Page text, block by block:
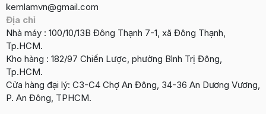
kemlamvn@gmail.com
Địa chỉ
Nhà máy : 100/10/13B Đông Thạnh 7-1, xã Đông Thạnh,
Tp.HCM.
Kho hàng : 182/97 Chiến Lược, phường Bình Trị Đông,
Tp.HCM.
Cửa hàng đại lý: C3-C4 Chợ An Đông, 34-36 An Dương Vương,
P. An Đông, TPHCM.